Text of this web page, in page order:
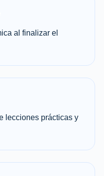
al finalizar el
lecciones prácticas y